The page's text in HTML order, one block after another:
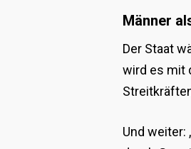
Männer
Der Staat
wird es mit
Und weiter: